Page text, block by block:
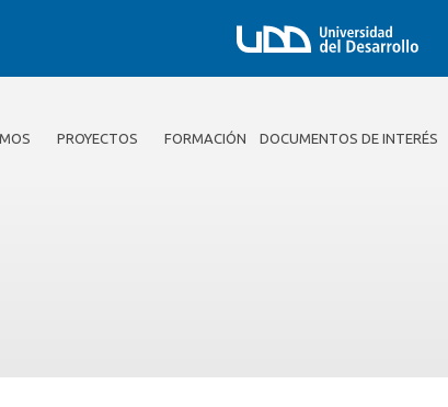
PROYECTOS FORMACIÓN DOCUMENTOS DE INTERÉS